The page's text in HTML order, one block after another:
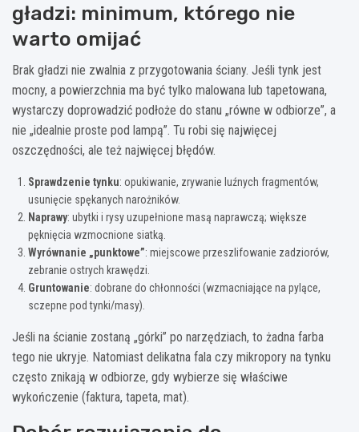
gładzi: minimum, którego nie
warto omijać
Brak gładzi nie zwalnia z przygotowania ściany. Jeśli tynk jest
mocny, a powierzchnia ma być tylko malowana lub tapetowana,
wystarczy doprowadzić podłoże do stanu „równe w odbiorze”, a
nie „idealnie proste pod lampą”. Tu robi się najwięcej
oszczędności, ale też najwięcej błędów.
Sprawdzenie tynku: opukiwanie, zrywanie luźnych fragmentów,
usunięcie spękanych narożników.
Naprawy: ubytki i rysy uzupełnione masą naprawczą; większe
pęknięcia wzmocnione siatką.
Wyrównanie „punktowe”: miejscowe przeszlifowanie zadziorów,
zebranie ostrych krawędzi.
Gruntowanie: dobrane do chłonności (wzmacniające na pylące,
sczepne pod tynki/masy).
Jeśli na ścianie zostaną „górki” po narzędziach, to żadna farba
tego nie ukryje. Natomiast delikatna fala czy mikropory na tynku
często znikają w odbiorze, gdy wybierze się właściwe
wykończenie (faktura, tapeta, mat).